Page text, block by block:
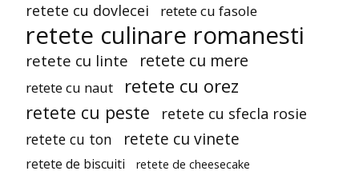
retete cu dovlecei retete cu fasole
retete culinare romanesti
retete cu linte retete cu mere
retete cu naut
retete cu orez
retete cu peste
retete cu sfecla rosie
retete cu ton
retete cu vinete
retete de biscuiti retete de cheesecake